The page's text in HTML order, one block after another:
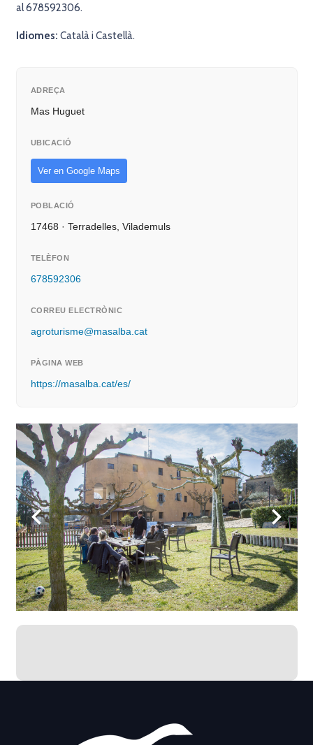
al 678592306.
Idiomes: Català i Castellà.
ADREÇA
Mas Huguet
UBICACIÓ
Ver en Google Maps
POBLACIÓ
17468 · Terradelles, Vilademuls
TELÈFON
678592306
CORREU ELECTRÒNIC
agroturisme@masalba.cat
PÀGINA WEB
https://masalba.cat/es/